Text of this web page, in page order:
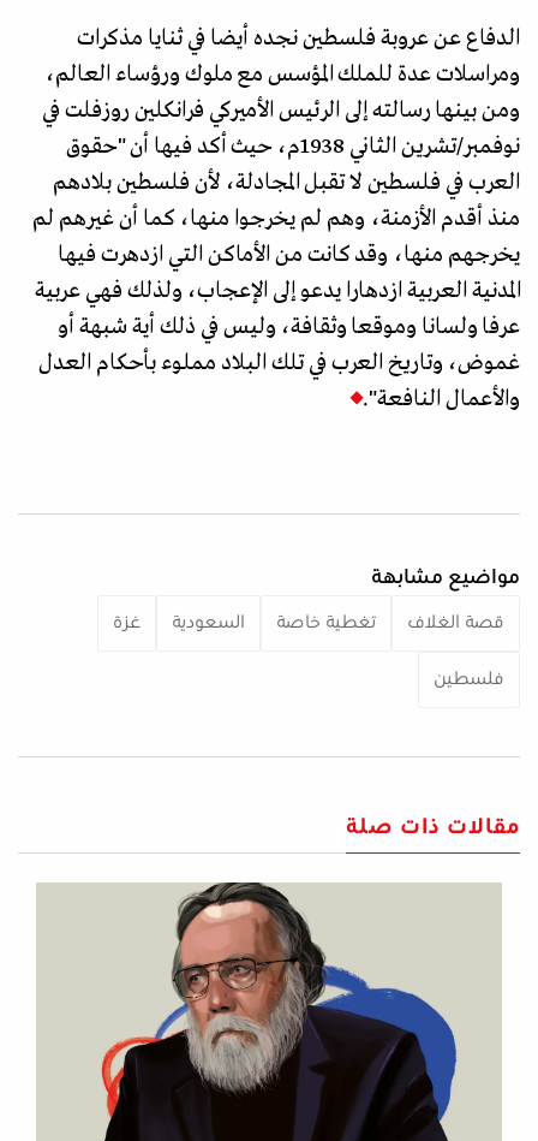
الدفاع عن عروبة فلسطين نجده أيضا في ثنايا مذكرات
ومراسلات عدة للملك المؤسس مع ملوك ورؤساء العالم،
ومن بينها رسالته إلى الرئيس الأميركي فرانكلين روزفلت في
نوفمبر/تشرين الثاني 1938م، حيث أكد فيها أن "حقوق
العرب في فلسطين لا تقبل المجادلة، لأن فلسطين بلادهم
منذ أقدم الأزمنة، وهم لم يخرجوا منها، كما أن غيرهم لم
يخرجهم منها، وقد كانت من الأماكن التي ازدهرت فيها
المدنية العربية ازدهارا يدعو إلى الإعجاب، ولذلك فهي عربية
عرفا ولسانا وموقعا وثقافة، وليس في ذلك أية شبهة أو
غموض، وتاريخ العرب في تلك البلاد مملوء بأحكام العدل
والأعمال النافعة".
مواضيع مشابهة
قصة الغلاف تغطية خاصة السعودية غزة
فلسطين
مقالات ذات صلة